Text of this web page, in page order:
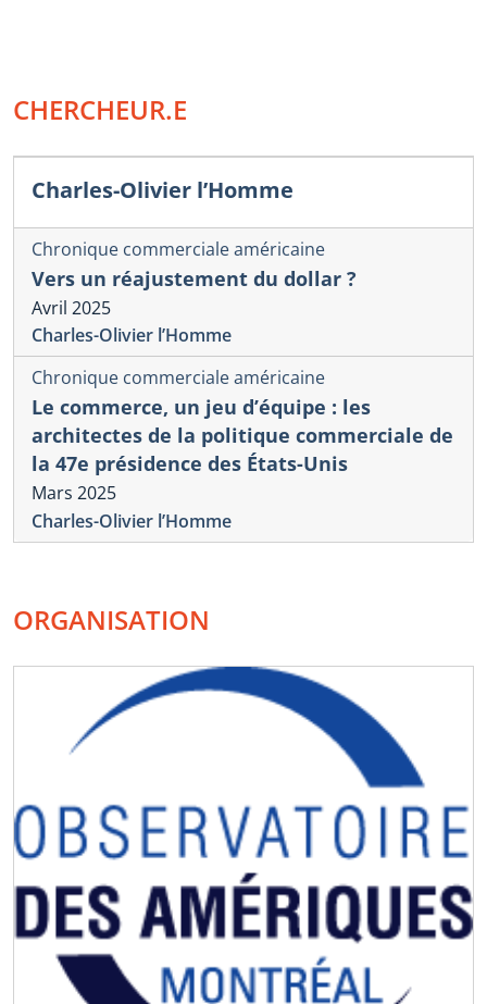
CHERCHEUR.E
Charles-Olivier l’Homme
Chronique commerciale américaine
Vers un réajustement du dollar ?
Avril 2025
Charles-Olivier l’Homme
Chronique commerciale américaine
Le commerce, un jeu d’équipe : les
architectes de la politique commerciale de
la 47e présidence des États-Unis
Mars 2025
Charles-Olivier l’Homme
ORGANISATION